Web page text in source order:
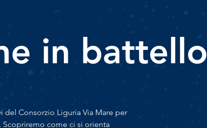
in battello
Consorzio Liguria Via Mare per
come ci si orienta